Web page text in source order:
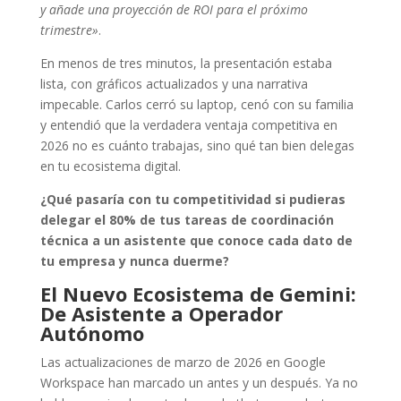
y añade una proyección de ROI para el próximo
trimestre».
En menos de tres minutos, la presentación estaba
lista, con gráficos actualizados y una narrativa
impecable. Carlos cerró su laptop, cenó con su familia
y entendió que la verdadera ventaja competitiva en
2026 no es cuánto trabajas, sino qué tan bien delegas
en tu ecosistema digital.
¿Qué pasaría con tu competitividad si pudieras
delegar el 80% de tus tareas de coordinación
técnica a un asistente que conoce cada dato de
tu empresa y nunca duerme?
El Nuevo Ecosistema de Gemini:
De Asistente a Operador
Autónomo
Las actualizaciones de marzo de 2026 en Google
Workspace han marcado un antes y un después. Ya no